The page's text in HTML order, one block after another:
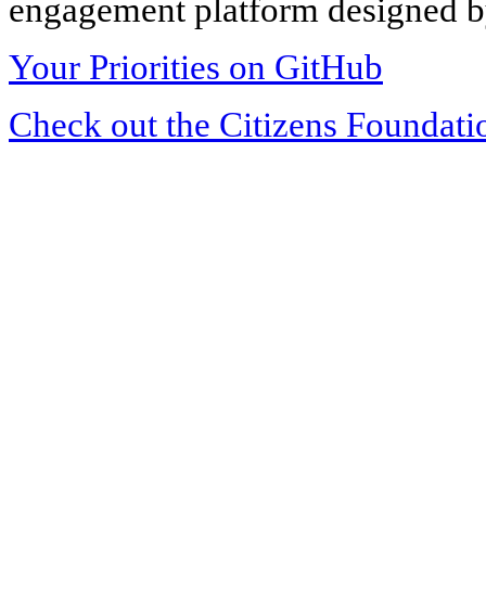
engagement platform designed
Your Priorities on GitHub
Check out the Citizens